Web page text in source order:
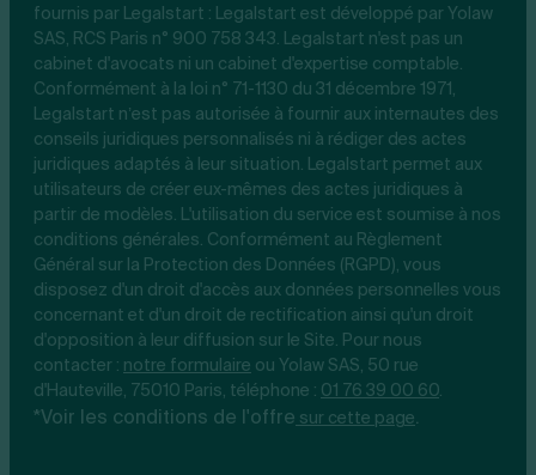
fournis par Legalstart : Legalstart est développé par Yolaw
SAS, RCS Paris n° 900 758 343. Legalstart n'est pas un
cabinet d'avocats ni un cabinet d'expertise comptable.
Conformément à la loi n° 71-1130 du 31 décembre 1971,
Legalstart n’est pas autorisée à fournir aux internautes des
conseils juridiques personnalisés ni à rédiger des actes
juridiques adaptés à leur situation. Legalstart permet aux
utilisateurs de créer eux-mêmes des actes juridiques à
partir de modèles. L'utilisation du service est soumise à nos
conditions générales. Conformément au Règlement
Général sur la Protection des Données (RGPD), vous
disposez d'un droit d'accès aux données personnelles vous
concernant et d'un droit de rectification ainsi qu'un droit
d'opposition à leur diffusion sur le Site. Pour nous
contacter : notre formulaire ou Yolaw SAS, 50 rue
d'Hauteville, 75010 Paris, téléphone : 01 76 39 00 60.
*Voir les conditions de l'offre sur cette page.